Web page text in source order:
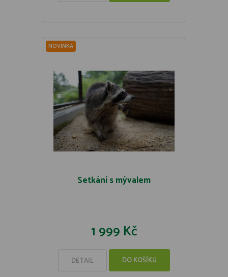
NOVINKA
Setkání s mývalem
1 999 Kč
DETAIL DO KOŠÍKU